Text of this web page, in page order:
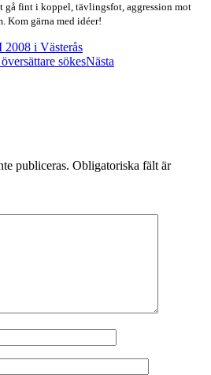
gå fint i koppel, tävlingsfot, aggression mot
Kom gärna med idéer!
2008 i Västerås
sökesNästa
publiceras. Obligatoriska fält är